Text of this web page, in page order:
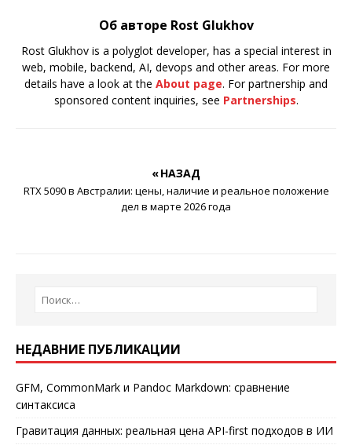
Об авторе Rost Glukhov
Rost Glukhov is a polyglot developer, has a special interest in
web, mobile, backend, AI, devops and other areas. For more
details have a look at the About page. For partnership and
sponsored content inquiries, see Partnerships.
« НАЗАД
RTX 5090 в Австралии: цены, наличие и реальное положение
дел в марте 2026 года
НЕДАВНИЕ ПУБЛИКАЦИИ
GFM, CommonMark и Pandoc Markdown: сравнение
синтаксиса
Гравитация данных: реальная цена API-first подходов в ИИ